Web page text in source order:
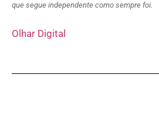
que segue independente como sempre foi.
Olhar Digital